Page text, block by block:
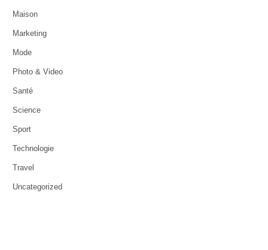
Maison
Marketing
Mode
Photo & Video
Santé
Science
Sport
Technologie
Travel
Uncategorized